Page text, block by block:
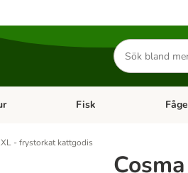
Sök
efter
produkter
menu: Katt Open category menu:
Fisk Open
- frystorkat kattgodis
Cosma